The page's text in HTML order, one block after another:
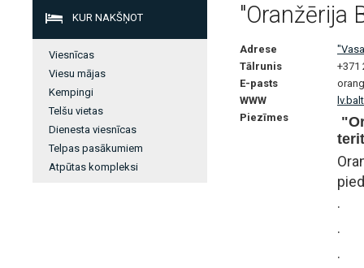
KUR NAKŠŅOT
Viesnīcas
Viesu mājas
Kempingi
Telšu vietas
Dienesta viesnīcas
Telpas pasākumiem
Atpūtas kompleksi
"Oranžērija
Adrese
Tālrunis
+371
E-pasts
WWW
Piezīmes
·
·
·